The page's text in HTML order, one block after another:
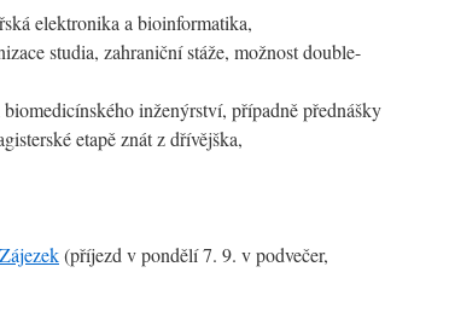
elektronika a bioinformatika,
studia, zahraniční stáže, možnost double-
inženýrství, případně přednášky
etapě znát z dřívějška,
(příjezd v pondělí 7. 9. v podvečer,